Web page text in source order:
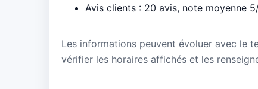
Avis clients : 20 avis, note moyenne
Les informations peuvent évoluer avec le
vérifier les horaires affichés et les